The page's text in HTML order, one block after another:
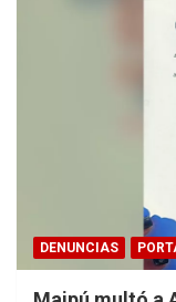
DENUNCIAS